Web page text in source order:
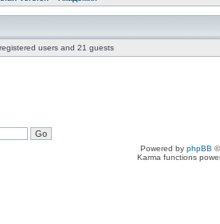
users and 21 guests
Powered by phpBB
Karma functions